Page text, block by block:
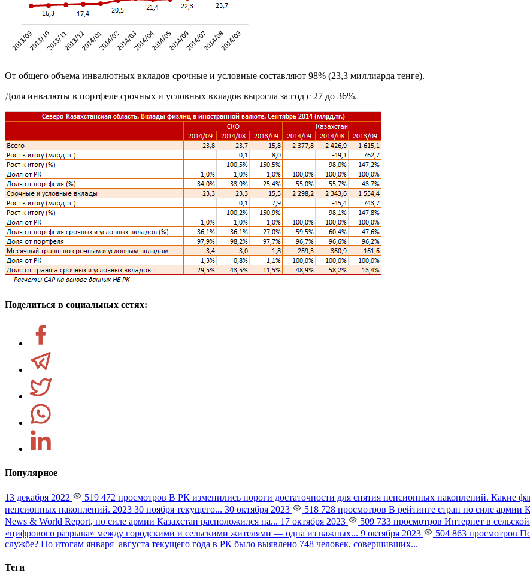
От общего объема инвалютных вкладов срочные и условные составляют 98% (23,3 миллиарда тенге).
Доля инвалюты в портфеле срочных и условных вкладов выросла за год с 27 до 36%.
Поделиться в социальных сетях:
Популярное
13 декабря 2022 519 472 просмотров В РК изменились пороги достаточности для снятия пенсионных накоплений. Какие
пенсионных накоплений. 2023 30 ноября текущего... 30 октября 2023 518 728 просмотров В рейтинге стран по силе армии
News & World Report, по силе армии Казахстан расположился на... 17 октября 2023 509 733 просмотров Интернет в
«цифрового разрыва» между городскими и сельскими жителями — одна из важных... 9 октября 2023 504 863 просмотров
службе? По итогам января–августа текущего года в РК было выявлено 748 человек, совершивших...
Теги